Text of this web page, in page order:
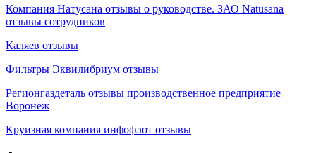
Компания Натусана отзывы о руководстве. ЗАО Natusana
отзывы сотрудников
Каляев отзывы
Фильтры Эквилибриум отзывы
Регионгаздеталь отзывы производственное предприятие
Воронеж
Круизная компания инфофлот отзывы